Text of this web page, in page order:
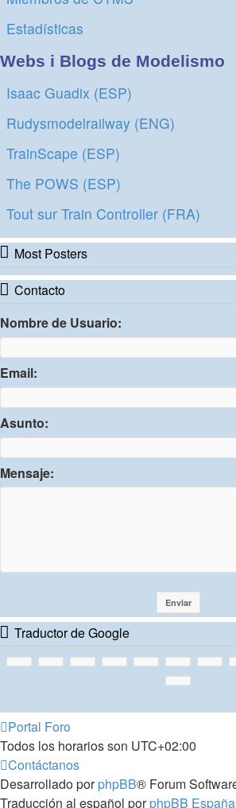
Estadísticas
Webs i Blogs de Modelismo
Isaac Guadix (ESP)
Rudysmodelrailway (ENG)
TrainScape (ESP)
The POWS (ESP)
Tout sur Train Controller (FRA)
Most Posters
Contacto
Nombre de Usuario:
Email:
Asunto:
Mensaje:
Traductor de Google
Portal Foro
Todos los horarios son UTC+02:00
Contáctanos
Desarrollado porphpBB® Forum
Traducción al español porphpBB España